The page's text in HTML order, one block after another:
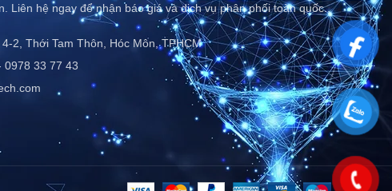
Liên hệ ngay để nhận báo giá và dịch vụ phân phối toàn quốc..
2, Thới Tam Thôn, Hóc Môn, TPHCM
0978 33 77 43